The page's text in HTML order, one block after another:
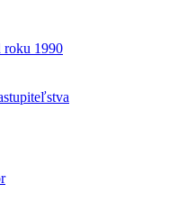
roku 1990